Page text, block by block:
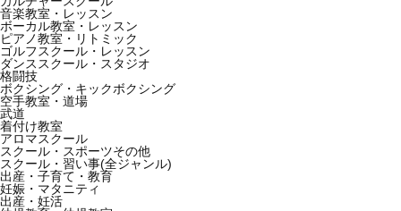
音楽教室・レッスン
ボーカル教室・レッスン
ピアノ教室・リトミック
ゴルフスクール・レッスン
ダンススクール・スタジオ
格闘技
ボクシング・キックボクシング
空手教室・道場
武道
着付け教室
アロマスクール
スクール・スポーツその他
スクール・習い事(全ジャンル)
出産・子育て・教育
妊娠・マタニティ
出産・妊活